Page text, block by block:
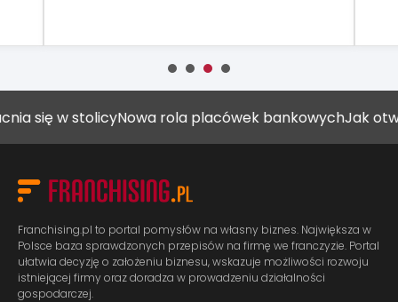
w stolicyNowa rola placówek bankowychJak
Franchising.pl to portal pomysłów na własny biznes. Największa w
Polsce baza sprawdzonych przepisów na firmę we franczyzie. Portal
ułatwia decyzję o założeniu biznesu, wskazuje możliwości rozwoju
istniejącej firmy oraz doradza w prowadzeniu działalności
gospodarczej.